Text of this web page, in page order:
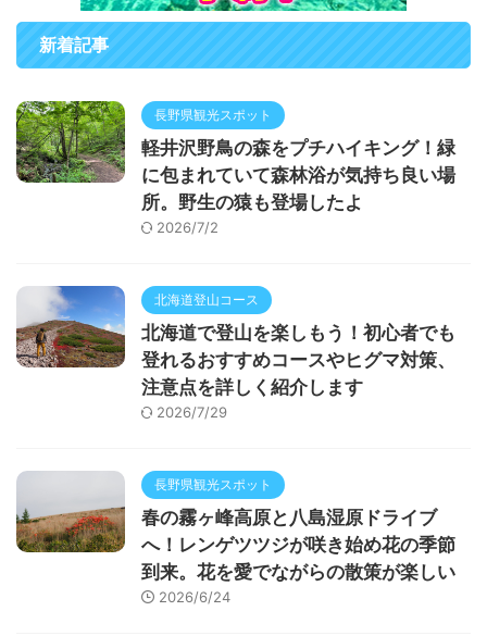
新着記事
長野県観光スポット
軽井沢野鳥の森をプチハイキング！緑
に包まれていて森林浴が気持ち良い場
所。野生の猿も登場したよ
2026/7/2
北海道登山コース
北海道で登山を楽しもう！初心者でも
登れるおすすめコースやヒグマ対策、
注意点を詳しく紹介します
2026/7/29
長野県観光スポット
春の霧ヶ峰高原と八島湿原ドライブ
へ！レンゲツツジが咲き始め花の季節
到来。花を愛でながらの散策が楽しい
2026/6/24